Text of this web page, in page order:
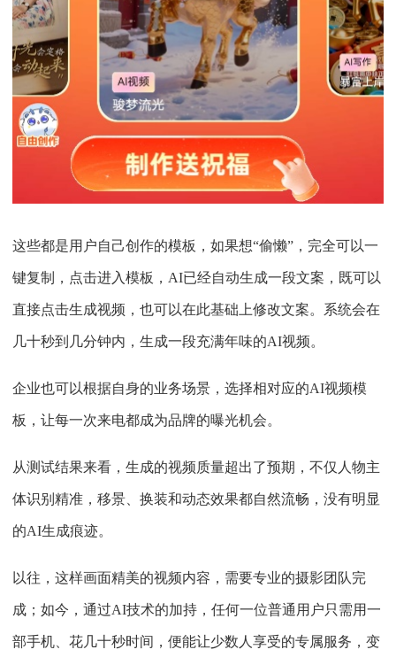
这些都是用户自己创作的模板，如果想“偷懒”，完全可以一
键复制，点击进入模板，AI已经自动生成一段文案，既可以
直接点击生成视频，也可以在此基础上修改文案。系统会在
几十秒到几分钟内，生成一段充满年味的AI视频。
企业也可以根据自身的业务场景，选择相对应的AI视频模
板，让每一次来电都成为品牌的曝光机会。
从测试结果来看，生成的视频质量超出了预期，不仅人物主
体识别精准，移景、换装和动态效果都自然流畅，没有明显
的AI生成痕迹。
以往，这样画面精美的视频内容，需要专业的摄影团队完
成；如今，通过AI技术的加持，任何一位普通用户只需用一
部手机、花几十秒时间，便能让少数人享受的专属服务，变